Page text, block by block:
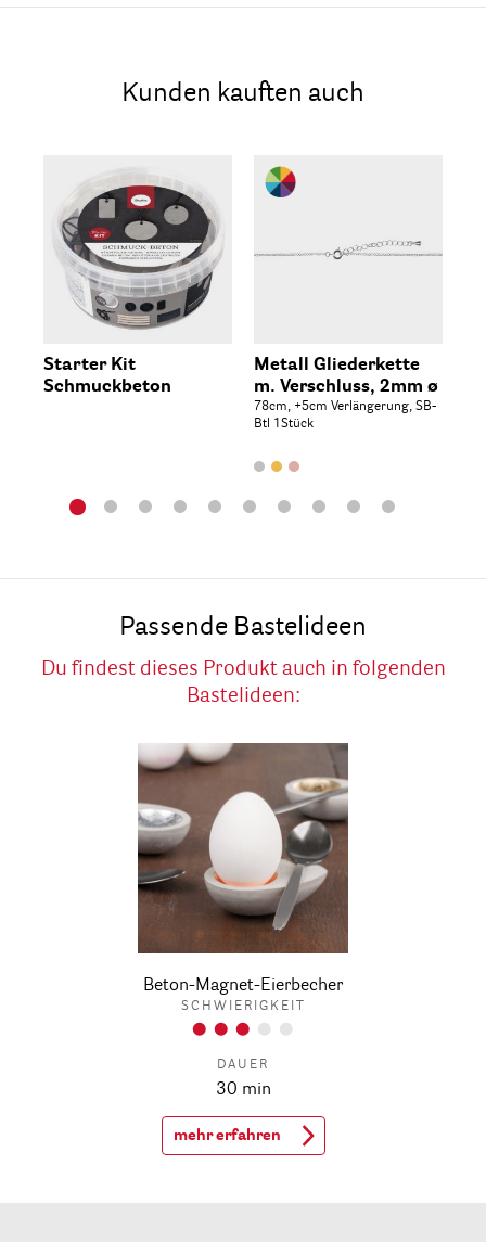
Kunden kauften auch
Starter Kit
Schmuckbeton
Metall Gliederkette
m. Verschluss, 2mm ø
78cm, +5cm Verlängerung, SB-
Btl 1Stück
Passende Bastelideen
Du findest dieses Produkt auch in folgenden
Bastelideen:
Beton-Magnet-Eierbecher
SCHWIERIGKEIT
DAUER
30 min
mehr erfahren